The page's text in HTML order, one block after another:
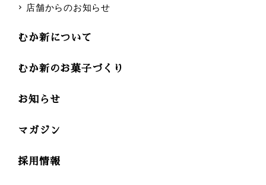
店舗からのお知らせ
むか新について
むか新のお菓子づくり
お知らせ
マガジン
採用情報